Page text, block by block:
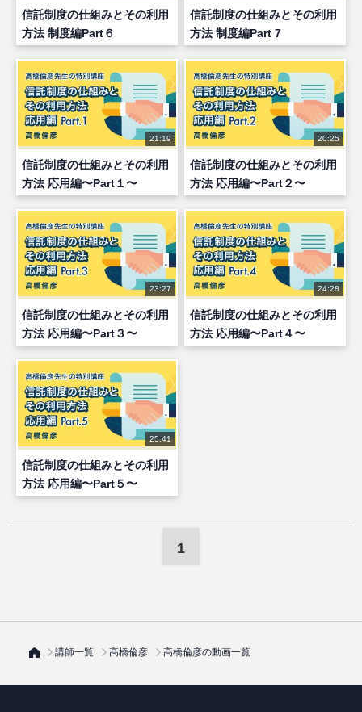
信託制度の仕組みとその利用
方法 制度編Part６
信託制度の仕組みとその利用
方法 制度編Part 7
21:19
信託制度の仕組みとその利用
方法 応用編〜Part１〜
20:25
信託制度の仕組みとその利用
方法 応用編〜Part２〜
23:27
信託制度の仕組みとその利用
方法 応用編〜Part３〜
24:28
信託制度の仕組みとその利用
方法 応用編〜Part４〜
25:41
信託制度の仕組みとその利用
方法 応用編〜Part５〜
1
講師一覧 高橋倫彦 高橋倫彦の動画一覧